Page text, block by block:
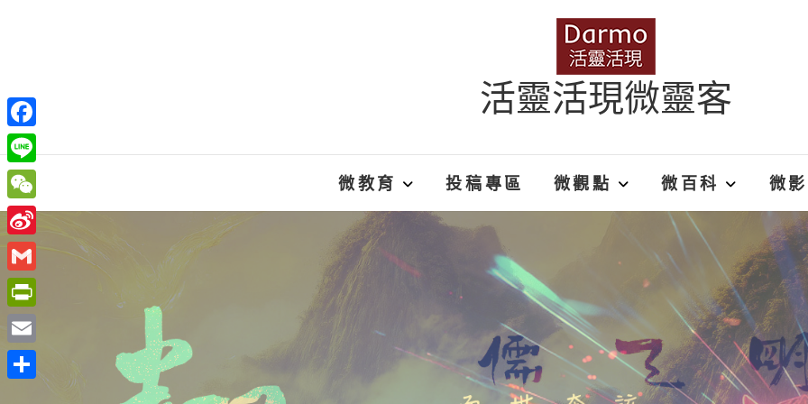
活靈活現微靈客
微教育 投稿專區 微觀點 微百科 微
F
a
c
e
b
o
o
k
L
i
n
e
W
e
C
h
a
t
S
i
n
a
W
G
m
a
P
r
i
E